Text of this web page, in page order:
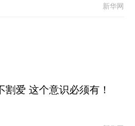
新华网
割爱 这个意识必须有！